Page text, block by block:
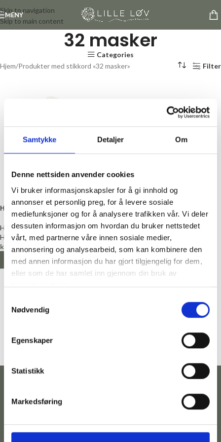
Samtykke Detaljer Om
Denne nettsiden anvender cookies
Vi bruker informasjonskapsler for å gi innhold og
annonser et personlig preg, for å levere sosiale
mediefunksjoner og for å analysere trafikken vår. Vi deler
dessuten informasjon om hvordan du bruker nettstedet
vårt, med partnerne våre innen sosiale medier,
annonsering og analysearbeid, som kan kombinere den
med annen informasjon du har gjort tilgjengelig for dem,
eller som de har samlet inn gjennom din bruk av
tjenestene deres.
Nødvendig
Egenskaper
Statistikk
Markedsføring
Skip to navigation
Skip to main content
MENY
32 masker
Categories
Hjem Produkter med stikkord «32 masker» Filter
Huldra Kamgarn
Hillesvåg
Hillesvåg
kr
140,00
VELG ALTERNATIV
KontaktFølg
oss
AdresseBetingelser